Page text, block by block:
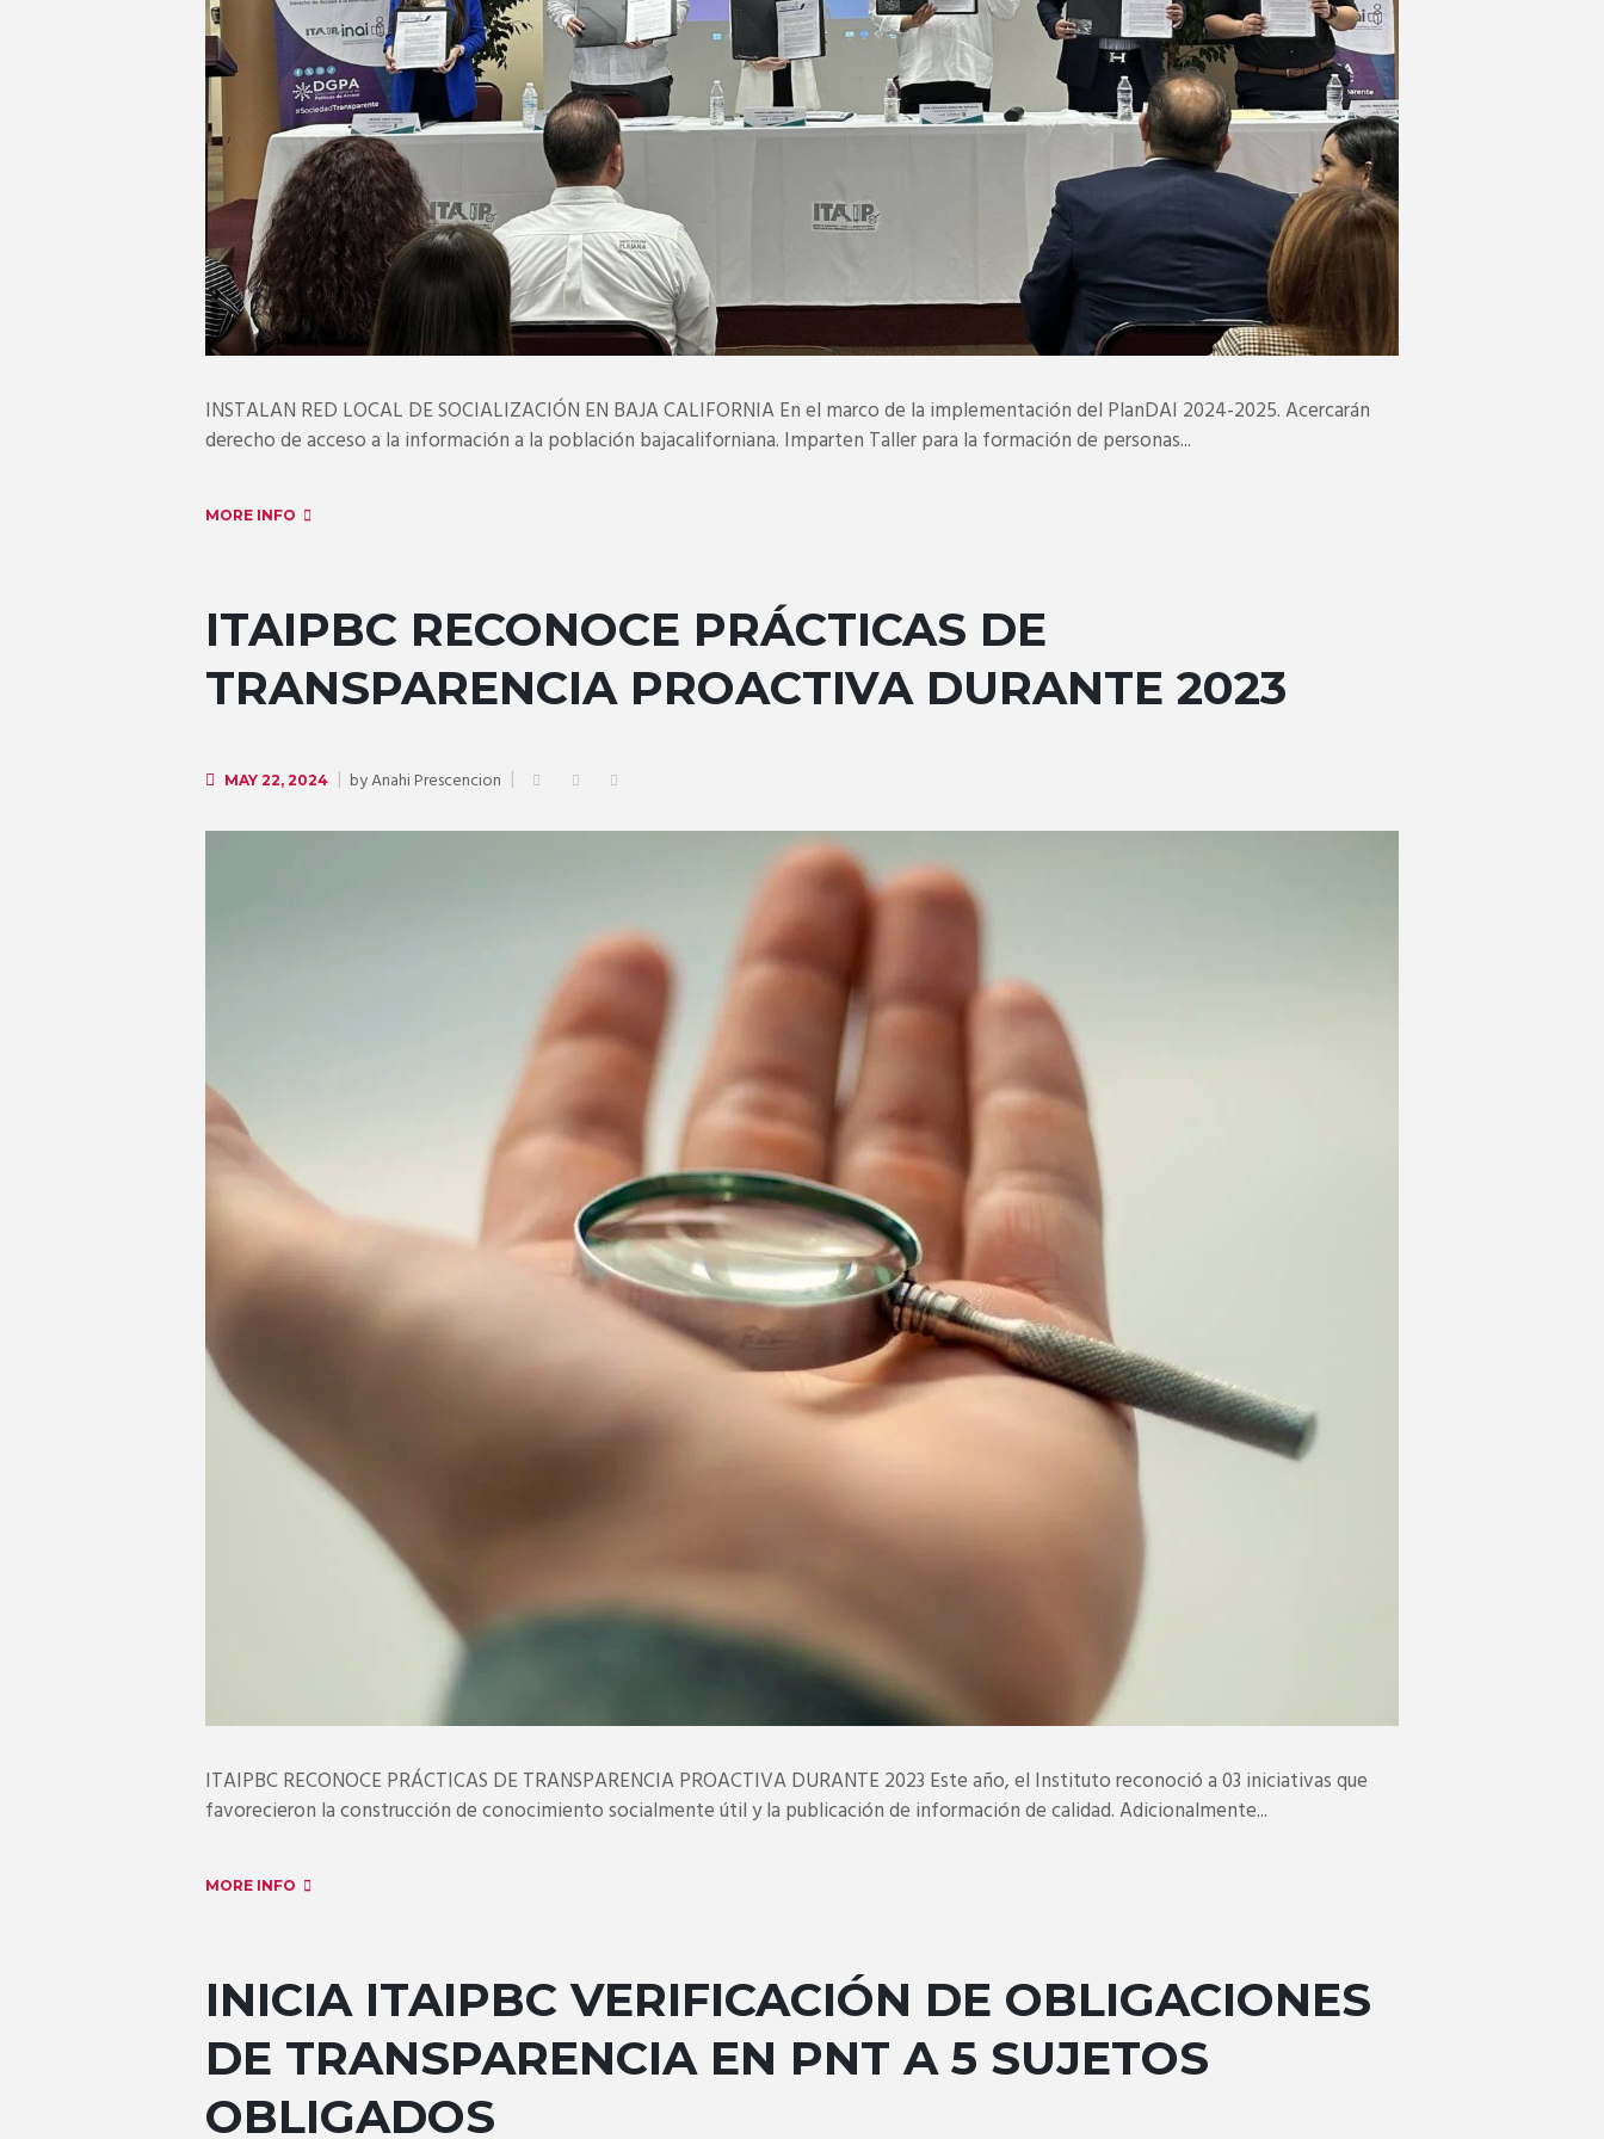
INSTALAN RED LOCAL DE SOCIALIZACIÓN EN BAJA CALIFORNIA En el marco de la implementación del PlanDAI 2024-2025. Acercarán
derecho de acceso a la información a la población bajacaliforniana. Imparten Taller para la formación de personas...
MORE INFO
ITAIPBC RECONOCE PRÁCTICAS DE
TRANSPARENCIA PROACTIVA DURANTE 2023
MAY 22, 2024 byAnahi Prescencion
ITAIPBC RECONOCE PRÁCTICAS DE TRANSPARENCIA PROACTIVA DURANTE 2023 Este año, el Instituto reconoció a 03 iniciativas que
favorecieron la construcción de conocimiento socialmente útil y la publicación de información de calidad. Adicionalmente...
MORE INFO
INICIA ITAIPBC VERIFICACIÓN DE OBLIGACIONES
DE TRANSPARENCIA EN PNT A 5 SUJETOS
OBLIGADOS